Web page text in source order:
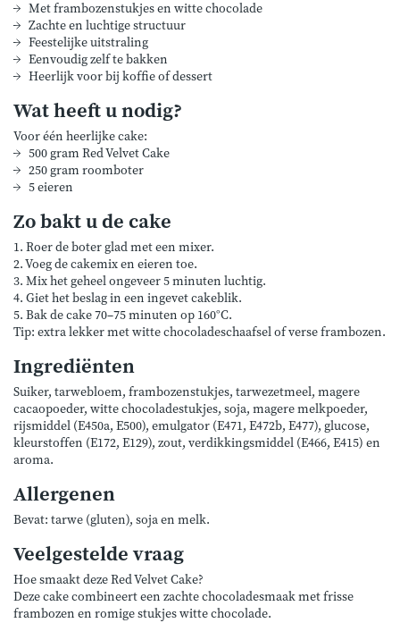
Met frambozenstukjes en witte chocolade
Zachte en luchtige structuur
Feestelijke uitstraling
Eenvoudig zelf te bakken
Heerlijk voor bij koffie of dessert
Wat heeft u nodig?
Voor één heerlijke cake:
500 gram Red Velvet Cake
250 gram roomboter
5 eieren
Zo bakt u de cake
1. Roer de boter glad met een mixer.
2. Voeg de cakemix en eieren toe.
3. Mix het geheel ongeveer 5 minuten luchtig.
4. Giet het beslag in een ingevet cakeblik.
5. Bak de cake 70–75 minuten op 160°C.
Tip: extra lekker met witte chocoladeschaafsel of verse frambozen.
Ingrediënten
Suiker, tarwebloem, frambozenstukjes, tarwezetmeel, magere
cacaopoeder, witte chocoladestukjes, soja, magere melkpoeder,
rijsmiddel (E450a, E500), emulgator (E471, E472b, E477), glucose,
kleurstoffen (E172, E129), zout, verdikkingsmiddel (E466, E415) en
aroma.
Allergenen
Bevat: tarwe (gluten), soja en melk.
Veelgestelde vraag
Hoe smaakt deze Red Velvet Cake?
Deze cake combineert een zachte chocoladesmaak met frisse
frambozen en romige stukjes witte chocolade.